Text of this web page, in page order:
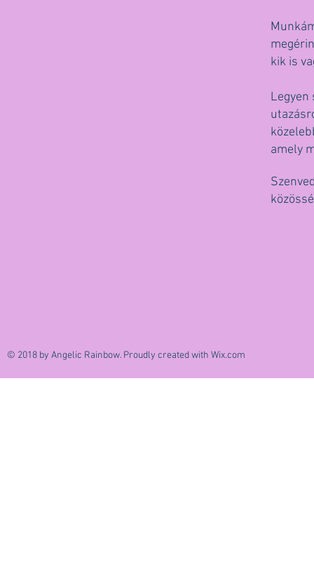
kik is
Legyen
amely
© 2018 by Angelic Rainbow. Proudly created with Wix.com